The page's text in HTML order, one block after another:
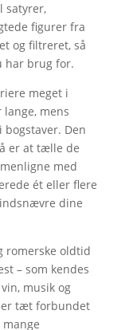
satyrer,
figurer fra
og filtreret, så
har brug for.
meget i
mens
Den
er at tælle de
med
ét eller flere
dine
romerske oldtid
– som kendes
musik og
er tæt forbundet